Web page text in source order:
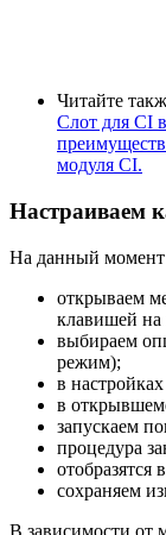
Читайте
Слот для CI
модуля CI.
Настраиваем
На данный момент
открываем
клавишей на
выбираем
режим);
в
в
запускаем
процедура
отобразятся
сохраняем
В зависимости от